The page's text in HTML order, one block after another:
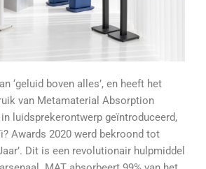
‘geluid boven alles’, en heeft het
van Metamaterial Absorption
luidsprekerontwerp geïntroduceerd,
Awards 2020 werd bekroond tot
Dit is een revolutionair hulpmiddel